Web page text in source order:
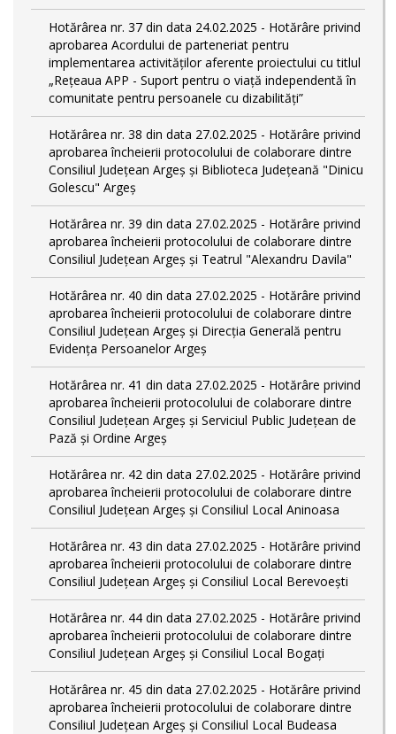
Hotărârea nr. 37 din data 24.02.2025 - Hotărâre privind
aprobarea Acordului de parteneriat pentru
implementarea activităţilor aferente proiectului cu titlul
„Rețeaua APP - Suport pentru o viață independentă în
comunitate pentru persoanele cu dizabilități”
Hotărârea nr. 38 din data 27.02.2025 - Hotărâre privind
aprobarea încheierii protocolului de colaborare dintre
Consiliul Județean Argeș și Biblioteca Județeană "Dinicu
Golescu" Argeș
Hotărârea nr. 39 din data 27.02.2025 - Hotărâre privind
aprobarea încheierii protocolului de colaborare dintre
Consiliul Județean Argeș și Teatrul "Alexandru Davila"
Hotărârea nr. 40 din data 27.02.2025 - Hotărâre privind
aprobarea încheierii protocolului de colaborare dintre
Consiliul Județean Argeș și Direcția Generală pentru
Evidența Persoanelor Argeș
Hotărârea nr. 41 din data 27.02.2025 - Hotărâre privind
aprobarea încheierii protocolului de colaborare dintre
Consiliul Județean Argeș și Serviciul Public Județean de
Pază și Ordine Argeș
Hotărârea nr. 42 din data 27.02.2025 - Hotărâre privind
aprobarea încheierii protocolului de colaborare dintre
Consiliul Județean Argeș și Consiliul Local Aninoasa
Hotărârea nr. 43 din data 27.02.2025 - Hotărâre privind
aprobarea încheierii protocolului de colaborare dintre
Consiliul Județean Argeș și Consiliul Local Berevoești
Hotărârea nr. 44 din data 27.02.2025 - Hotărâre privind
aprobarea încheierii protocolului de colaborare dintre
Consiliul Județean Argeș și Consiliul Local Bogați
Hotărârea nr. 45 din data 27.02.2025 - Hotărâre privind
aprobarea încheierii protocolului de colaborare dintre
Consiliul Județean Argeș și Consiliul Local Budeasa